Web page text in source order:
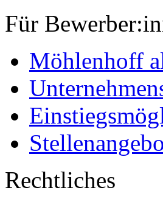
Für
Möhlenhoff
Rechtliches